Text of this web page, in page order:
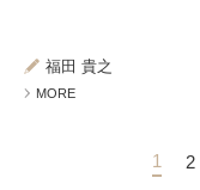
福田 貴之
MORE
1 2